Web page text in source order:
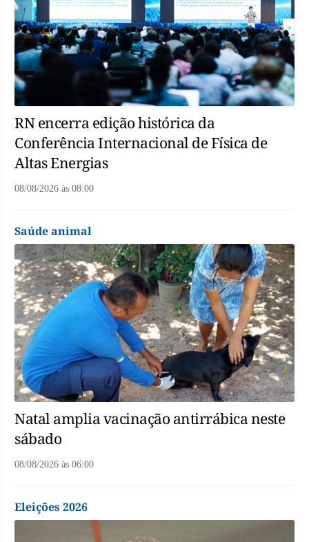
RN encerra edição histórica da
Conferência Internacional de Física de
Altas Energias
08/08/2026 às 08:00
Saúde animal
Natal amplia vacinação antirrábica neste
sábado
08/08/2026 às 06:00
Eleições 2026